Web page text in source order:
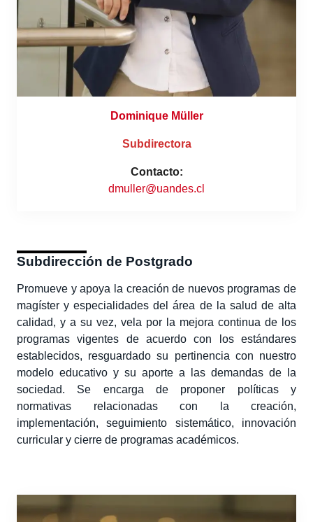
Dominique Müller
Subdirectora
Contacto:
dmuller@uandes.cl
Subdirección de Postgrado
Promueve y apoya la creación de nuevos programas de
magíster y especialidades del área de la salud de alta
calidad, y a su vez, vela por la mejora continua de los
programas vigentes de acuerdo con los estándares
establecidos, resguardado su pertinencia con nuestro
modelo educativo y su aporte a las demandas de la
sociedad. Se encarga de proponer políticas y
normativas relacionadas con la creación,
implementación, seguimiento sistemático, innovación
curricular y cierre de programas académicos.